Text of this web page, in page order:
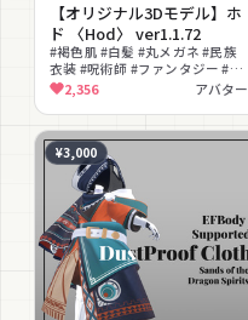
【オリジナル3Dモデル】ホ
ド 〈Hod〉 ver1.1.72
#褐色肌 #白髪 #丸メガネ #民族
衣装 #呪術師 #ファンタジー #エ
スニック #ボブヘア #中性的 #フ
ード付き
2,356 アバター
¥3,000